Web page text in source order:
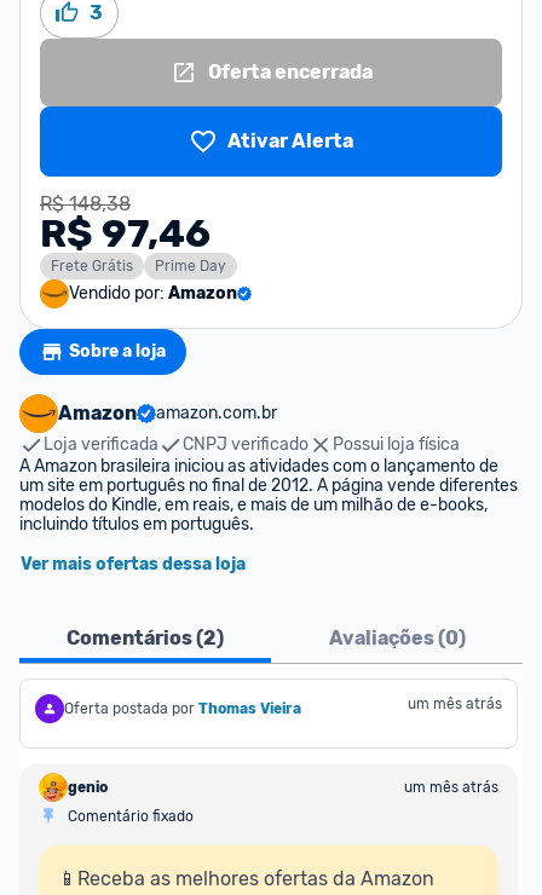
3
Oferta encerrada
Ativar Alerta
R$ 148,38
R$ 97,46
Frete Grátis Prime Day
Vendido por: Amazon
Sobre a loja
Amazon
amazon.com.br
Loja verificada
CNPJ verificado
Possui loja física
A Amazon brasileira iniciou as atividades com o lançamento de
um site em português no final de 2012. A página vende diferentes
modelos do Kindle, em reais, e mais de um milhão de e-books,
incluindo títulos em português.
Ver mais ofertas dessa loja
Comentários (2) Avaliações (0)
Oferta postada por Thomas Vieira um mês atrás
genio
um mês atrás
Comentário fixado
📱Receba as melhores ofertas da Amazon